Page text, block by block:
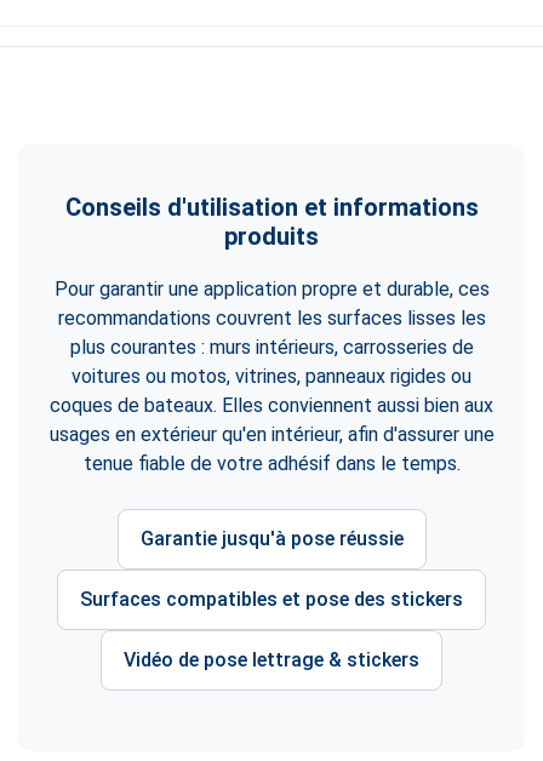
Conseils d'utilisation et informations
produits
Pour garantir une application propre et durable, ces
recommandations couvrent les surfaces lisses les
plus courantes : murs intérieurs, carrosseries de
voitures ou motos, vitrines, panneaux rigides ou
coques de bateaux. Elles conviennent aussi bien aux
usages en extérieur qu'en intérieur, afin d'assurer une
tenue fiable de votre adhésif dans le temps.
Garantie jusqu'à pose réussie
Surfaces compatibles et pose des stickers
Vidéo de pose lettrage & stickers